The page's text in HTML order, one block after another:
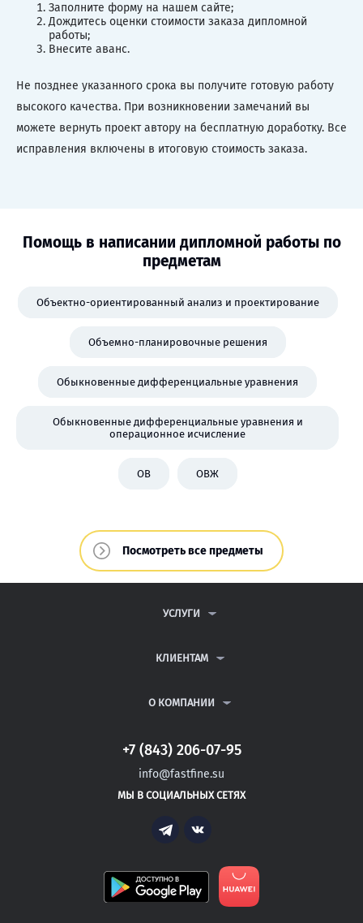
Заполните форму на нашем сайте;
Дождитесь оценки стоимости заказа дипломной
работы;
Внесите аванс.
Не позднее указанного срока вы получите готовую работу
высокого качества. При возникновении замечаний вы
можете вернуть проект автору на бесплатную доработку. Все
исправления включены в итоговую стоимость заказа.
Помощь в написании дипломной работы по
предметам
Объектно-ориентированный анализ и проектирование
Объемно-планировочные решения
Обыкновенные дифференциальные уравнения
Обыкновенные дифференциальные уравнения и
операционное исчисление
ОВ ОВЖ
Посмотреть все предметы
УСЛУГИ
ДИПЛОМНЫЕ РАБОТЫ
ВСЕ УСЛУГИ
КЛИЕНТАМ
АНТИПЛАГИАТ
ПОЛИТИКА КОНФИДЕНЦИАЛЬНОСТИ
ИНФОРМАЦИЯ ДЛЯ КЛИЕНТОВ
О КОМПАНИИ
КОНТАКТЫ
АВТОРАМ
БЛОГ
+7 (843) 206-07-95
info@fastfine.su
МЫ В СОЦИАЛЬНЫХ СЕТЯХ
Telegram
Vk